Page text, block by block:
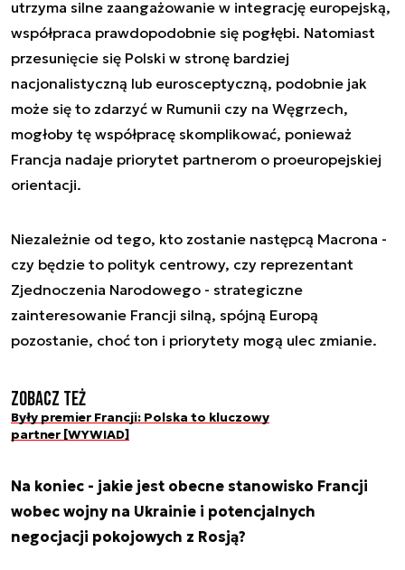
utrzyma silne zaangażowanie w integrację europejską,
współpraca prawdopodobnie się pogłębi. Natomiast
przesunięcie się Polski w stronę bardziej
nacjonalistyczną lub eurosceptyczną, podobnie jak
może się to zdarzyć w Rumunii czy na Węgrzech,
mogłoby tę współpracę skomplikować, ponieważ
Francja nadaje priorytet partnerom o proeuropejskiej
orientacji.
Niezależnie od tego, kto zostanie następcą Macrona -
czy będzie to polityk centrowy, czy reprezentant
Zjednoczenia Narodowego - strategiczne
zainteresowanie Francji silną, spójną Europą
pozostanie, choć ton i priorytety mogą ulec zmianie.
Zobacz też
Były premier Francji: Polska to kluczowy
partner [WYWIAD]
Na koniec - jakie jest obecne stanowisko Francji
wobec wojny na Ukrainie i potencjalnych
negocjacji pokojowych z Rosją?